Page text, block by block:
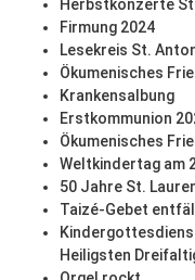
Herbstkonzerte
Firmung 2024
Lesekreis St.
Ökumenisches
Krankensalbung
Erstkommunion
Ökumenisches
Weltkindertag am
50 Jahre St.
Taizé-Gebet
Heiligsten